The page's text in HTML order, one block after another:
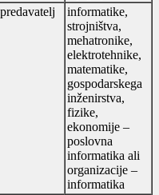
predavatelj
informatike,
strojništva,
mehatronike,
elektrotehnike,
matematike,
gospodarskega
inženirstva,
fizike,
ekonomije –
poslovna
informatika ali
organizacije –
informatika